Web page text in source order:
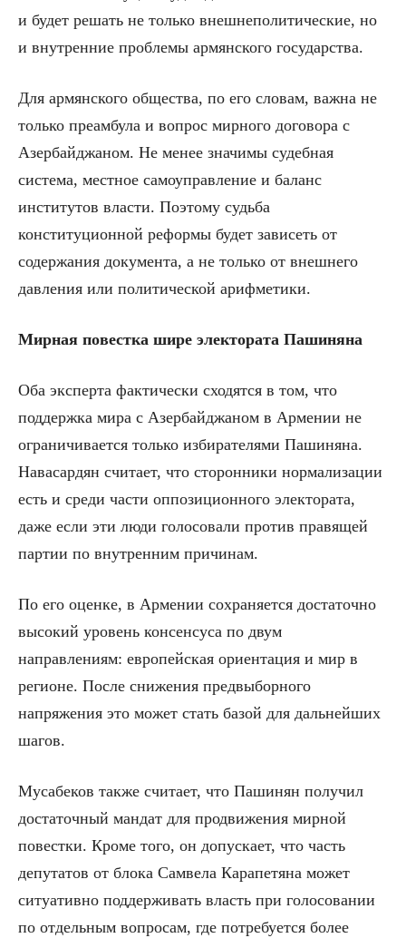
и будет решать не только внешнеполитические, но
и внутренние проблемы армянского государства.
Для армянского общества, по его словам, важна не
только преамбула и вопрос мирного договора с
Азербайджаном. Не менее значимы судебная
система, местное самоуправление и баланс
институтов власти. Поэтому судьба
конституционной реформы будет зависеть от
содержания документа, а не только от внешнего
давления или политической арифметики.
Мирная повестка шире электората Пашиняна
Оба эксперта фактически сходятся в том, что
поддержка мира с Азербайджаном в Армении не
ограничивается только избирателями Пашиняна.
Навасардян считает, что сторонники нормализации
есть и среди части оппозиционного электората,
даже если эти люди голосовали против правящей
партии по внутренним причинам.
По его оценке, в Армении сохраняется достаточно
высокий уровень консенсуса по двум
направлениям: европейская ориентация и мир в
регионе. После снижения предвыборного
напряжения это может стать базой для дальнейших
шагов.
Мусабеков также считает, что Пашинян получил
достаточный мандат для продвижения мирной
повестки. Кроме того, он допускает, что часть
депутатов от блока Самвела Карапетяна может
ситуативно поддерживать власть при голосовании
по отдельным вопросам, где потребуется более